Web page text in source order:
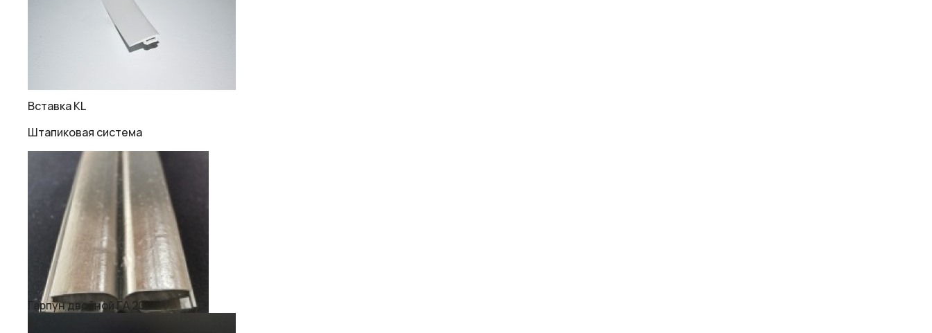
Вставка KL
Штапиковая система
Гарпун двойной ГА 20